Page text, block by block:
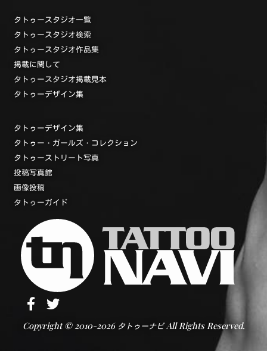
タトゥースタジオ一覧
タトゥースタジオ検索
タトゥースタジオ作品集
掲載に関して
タトゥースタジオ掲載見本
タトゥーデザイン集
タトゥーデザイン集
タトゥー・ガールズ・コレクション
タトゥーストリート写真
投稿写真館
画像投稿
タトゥーガイド
Copyright © 2010-2026 タトゥーナビAll Rights Reserved.